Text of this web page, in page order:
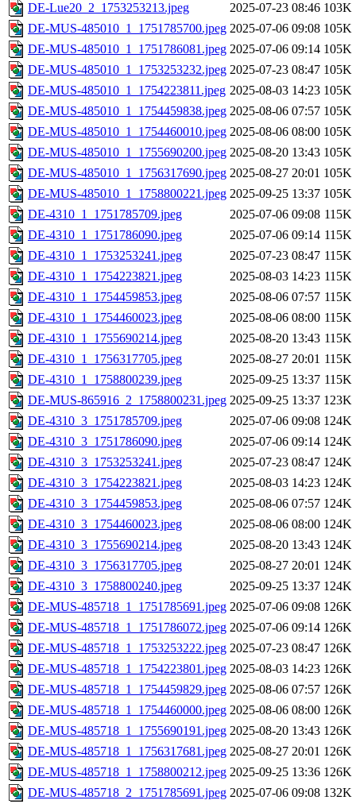
DE-Lue20_2_1753253213.jpeg
2025-07-23 08:46 103K
DE-MUS-485010_1_1751785700.jpeg 2025-07-06 09:08 105K
DE-MUS-485010_1_1751786081.jpeg 2025-07-06 09:14 105K
DE-MUS-485010_1_1753253232.jpeg 2025-07-23 08:47 105K
DE-MUS-485010_1_1754223811.jpeg 2025-08-03 14:23 105K
DE-MUS-485010_1_1754459838.jpeg 2025-08-06 07:57 105K
DE-MUS-485010_1_1754460010.jpeg 2025-08-06 08:00 105K
DE-MUS-485010_1_1755690200.jpeg 2025-08-20 13:43 105K
DE-MUS-485010_1_1756317690.jpeg 2025-08-27 20:01 105K
DE-MUS-485010_1_1758800221.jpeg 2025-09-25 13:37 105K
DE-4310_1_1751785709.jpeg
2025-07-06 09:08 115K
DE-4310_1_1751786090.jpeg
2025-07-06 09:14 115K
DE-4310_1_1753253241.jpeg
2025-07-23 08:47 115K
DE-4310_1_1754223821.jpeg
2025-08-03 14:23 115K
DE-4310_1_1754459853.jpeg
2025-08-06 07:57 115K
DE-4310_1_1754460023.jpeg
2025-08-06 08:00 115K
DE-4310_1_1755690214.jpeg
2025-08-20 13:43 115K
DE-4310_1_1756317705.jpeg
2025-08-27 20:01 115K
DE-4310_1_1758800239.jpeg
2025-09-25 13:37 115K
DE-MUS-865916_2_1758800231.jpeg 2025-09-25 13:37 123K
DE-4310_3_1751785709.jpeg
2025-07-06 09:08 124K
DE-4310_3_1751786090.jpeg
2025-07-06 09:14 124K
DE-4310_3_1753253241.jpeg
2025-07-23 08:47 124K
DE-4310_3_1754223821.jpeg
2025-08-03 14:23 124K
DE-4310_3_1754459853.jpeg
2025-08-06 07:57 124K
DE-4310_3_1754460023.jpeg
2025-08-06 08:00 124K
DE-4310_3_1755690214.jpeg
2025-08-20 13:43 124K
DE-4310_3_1756317705.jpeg
2025-08-27 20:01 124K
DE-4310_3_1758800240.jpeg
2025-09-25 13:37 124K
DE-MUS-485718_1_1751785691.jpeg 2025-07-06 09:08 126K
DE-MUS-485718_1_1751786072.jpeg 2025-07-06 09:14 126K
DE-MUS-485718_1_1753253222.jpeg 2025-07-23 08:47 126K
DE-MUS-485718_1_1754223801.jpeg 2025-08-03 14:23 126K
DE-MUS-485718_1_1754459829.jpeg 2025-08-06 07:57 126K
DE-MUS-485718_1_1754460000.jpeg 2025-08-06 08:00 126K
DE-MUS-485718_1_1755690191.jpeg 2025-08-20 13:43 126K
DE-MUS-485718_1_1756317681.jpeg 2025-08-27 20:01 126K
DE-MUS-485718_1_1758800212.jpeg 2025-09-25 13:36 126K
DE-MUS-485718_2_1751785691.jpeg 2025-07-06 09:08 132K